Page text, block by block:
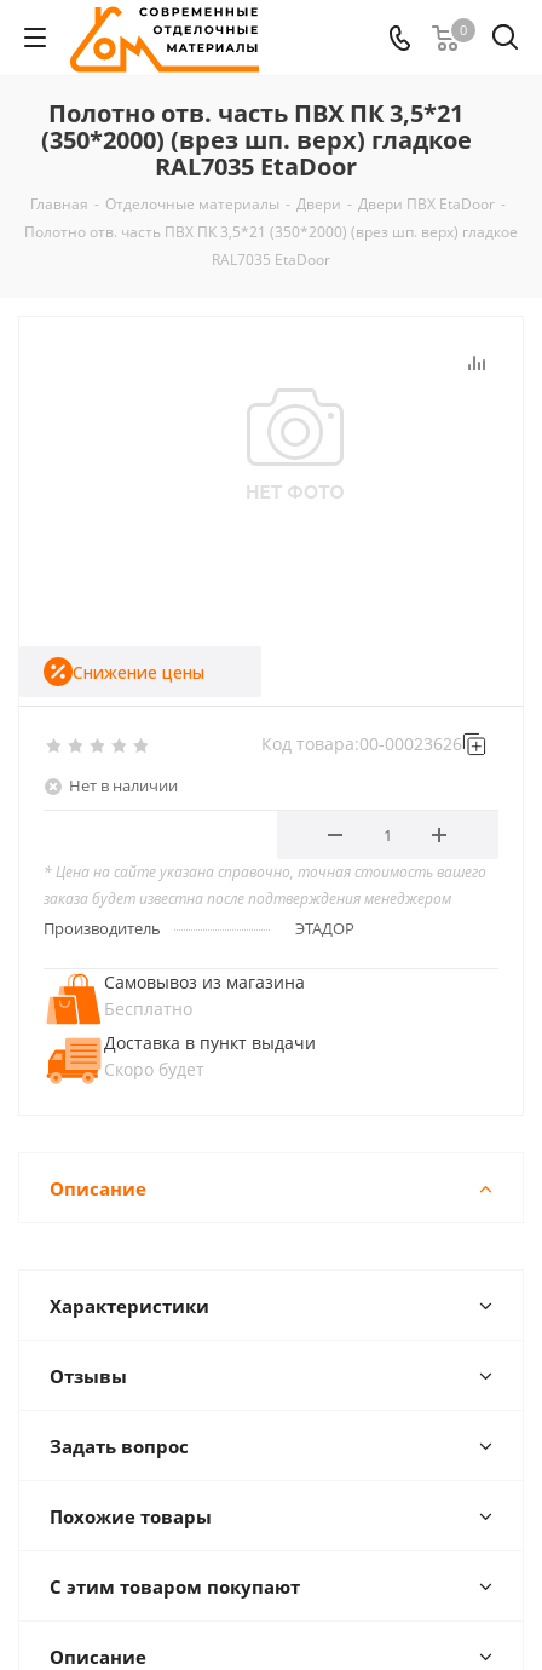
0
Полотно отв. часть ПВХ ПК 3,5*21
(350*2000) (врез шп. верх) гладкое
RAL7035 EtaDoor
Главная - Отделочные материалы - Двери - Двери ПВХ EtaDoor -
Полотно отв. часть ПВХ ПК 3,5*21 (350*2000) (врез шп. верх) гладкое
RAL7035 EtaDoor
Нет в наличии
Код товара:00-00023626
Снижение цены
* Цена на сайте указана справочно, точная стоимость вашего
заказа будет известна после подтверждения менеджером
Производитель ЭТАДОР
Самовывоз из магазина
Бесплатно
Доставка в пункт выдачи
Скоро будет
Описание
Характеристики
Отзывы
Задать вопрос
Похожие товары
С этим товаром покупают
Описание